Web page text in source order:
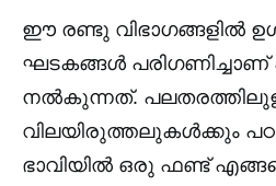
ഈ രണ്ടു വിഭാഗങ്ങളിൽ
ഘടകങ്ങൾ പരിഗണിച്ചാണ്
നൽകുന്നത്.
വിലയിരുത്തലുകൾക്കും
ഭാവിയിൽ ഒരു ഫണ്ട്